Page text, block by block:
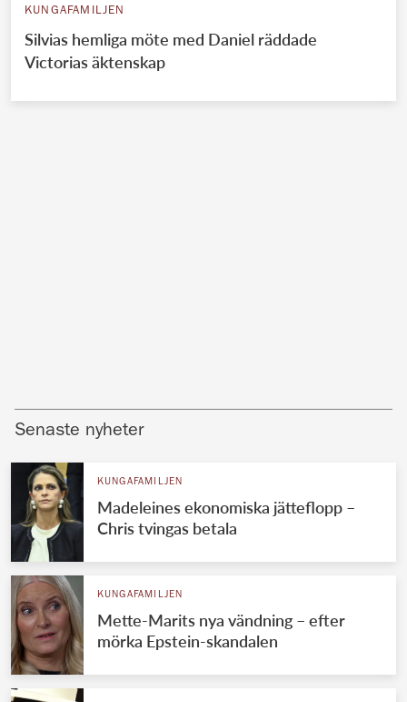
KUNGAFAMILJEN
Silvias hemliga möte med Daniel räddade
Victorias äktenskap
Senaste nyheter
KUNGAFAMILJEN
Madeleines ekonomiska jätteflopp –
Chris tvingas betala
KUNGAFAMILJEN
Mette-Marits nya vändning – efter
mörka Epstein-skandalen